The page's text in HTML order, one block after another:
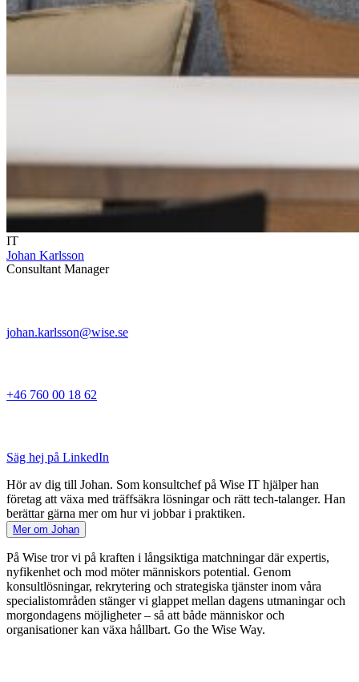
IT
Johan Karlsson
Consultant Manager
johan.karlsson@wise.se
+46 760 00 18 62
Säg hej på LinkedIn
Hör av dig till Johan. Som konsultchef på Wise IT hjälper han
företag att växa med träffsäkra lösningar och rätt tech-talanger. Han
berättar gärna mer om hur vi jobbar i praktiken.
Mer om Johan
På Wise tror vi på kraften i långsiktiga matchningar där expertis,
nyfikenhet och mod möter människors potential. Genom
konsultlösningar, rekrytering och strategiska tjänster inom våra
specialistområden stänger vi glappet mellan dagens utmaningar och
morgondagens möjligheter – så att både människor och
organisationer kan växa hållbart. Go the Wise Way.